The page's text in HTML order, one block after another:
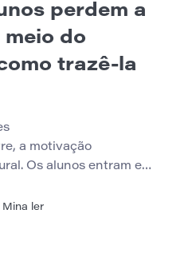
perdem a
do
trazê-la
a motivação
Os alunos entram em
desta vez eles se
Mina ler